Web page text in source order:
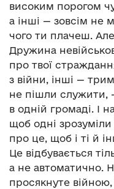
високим порогом
а інші — зовсім не
чого ти плачеш.
Дружина
про твої
з війни, інші —
не пішли служити,
в одній громаді. І
щоб одні
про це, щоб і ті й
Це відбувається
а не автоматично.
просякнуте війною,